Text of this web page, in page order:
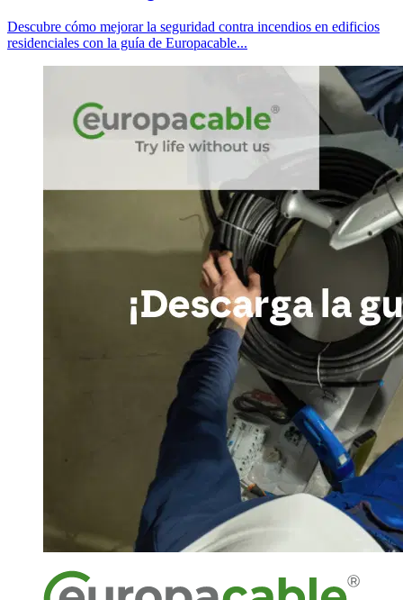
Descubre cómo mejorar la seguridad contra incendios en edificios
residenciales con la guía de Europacable...